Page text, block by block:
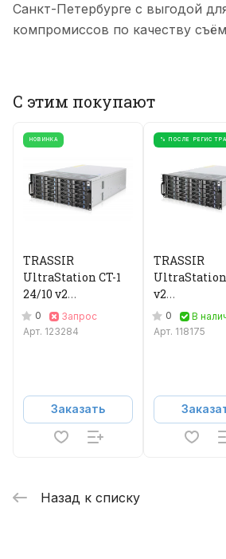
Санкт-Петербурге с выгодой
компромиссов по качеству
С этим покупают
НОВИНКА
TRASSIR
UltraStation CT-1
24/10 v2
Видеорегистратор
IP
0
Запрос
Арт. 123284
Заказать
% ПОСЛЕ
TRASSIR
UltraStation
v2
IP
0
В
Арт. 118175
Назад к списку